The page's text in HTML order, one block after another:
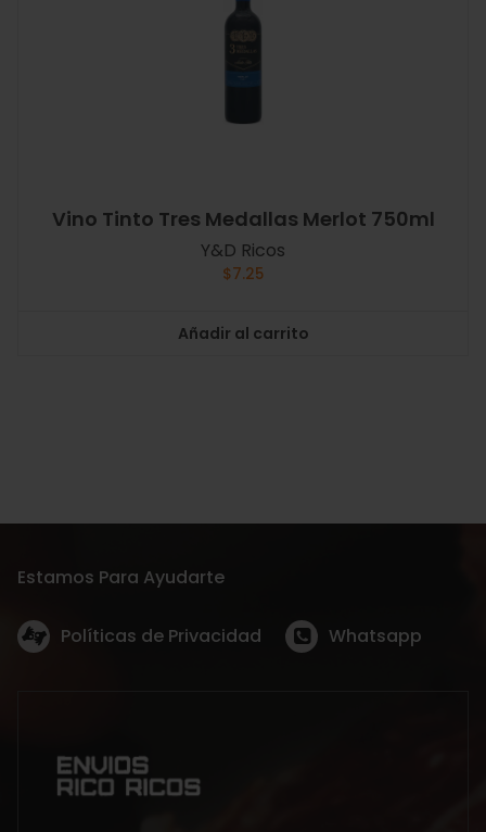
Vino Tinto Tres Medallas Merlot 750ml
Y&D Ricos
$7.25
Añadir al carrito
Estamos Para Ayudarte
Políticas de Privacidad Whatsapp